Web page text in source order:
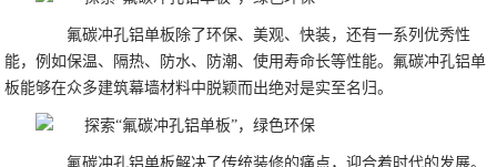
氟碳冲孔铝单板除了环保、美观、快装，还有一系列优秀性
能，例如保温、隔热、防水、防潮、使用寿命长等性能。氟碳冲孔铝单
板能够在众多建筑幕墙材料中脱颖而出绝对是实至名归。
氟碳冲孔铝单板解决了传统装修的痛点，迎合着时代的发展。